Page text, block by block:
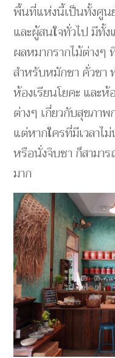
พื้นที่แห่งนี้เป็นทั้งศูน
และผู้สนใจทั่วไป มีทั้
ผลหมากรากไม้ต่าง
สำหรับหมักชา คั่วชา
ห้องเรียนโยคะ และ
ต่างๆ เกี่ยวกับสุขภาพ
แต่หากใครที่มีเวลาไ
หรือนั่งจิบชา ก็สามาร
มาก